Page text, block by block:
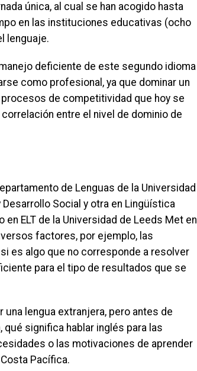
única, al cual se han acogido hasta
en las instituciones educativas (ocho
lenguaje.
deficiente de este segundo idioma
como profesional, ya que dominar un
de competitividad que hoy se
entre el nivel de dominio de
de Lenguas de la Universidad
Social y otra en Lingüística
en ELT de la Universidad de Leeds Met en
factores, por ejemplo, las
es algo que no corresponde a resolver
para el tipo de resultados que se
una lengua extranjera, pero antes de
significa hablar inglés para las
o las motivaciones de aprender
Pacífica.